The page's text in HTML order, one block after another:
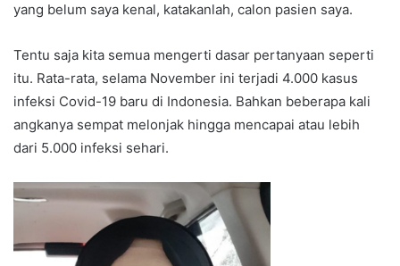
yang belum saya kenal, katakanlah, calon pasien saya.
Tentu saja kita semua mengerti dasar pertanyaan seperti
itu. Rata-rata, selama November ini terjadi 4.000 kasus
infeksi Covid-19 baru di Indonesia. Bahkan beberapa kali
angkanya sempat melonjak hingga mencapai atau lebih
dari 5.000 infeksi sehari.